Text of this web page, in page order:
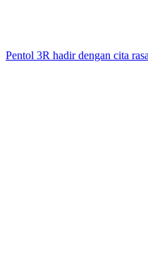
Pentol 3R hadir dengan cita